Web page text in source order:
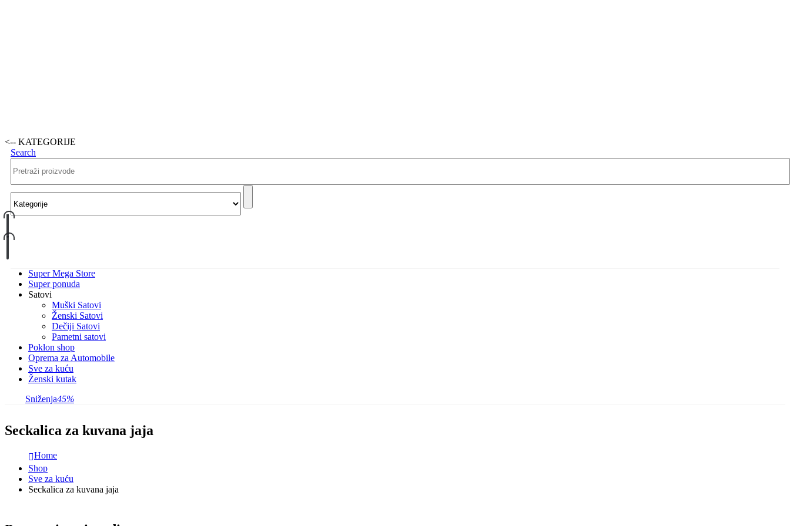
<-- KATEGORIJE
Search
Super Mega Store
Super ponuda
Satovi
Muški Satovi
Ženski Satovi
Dečiji Satovi
Pametni satovi
Poklon shop
Oprema za Automobile
Sve za kuću
Ženski kutak
Sniženja45%
Seckalica za kuvana jaja
Home
Shop
Sve za kuću
Seckalica za kuvana jaja